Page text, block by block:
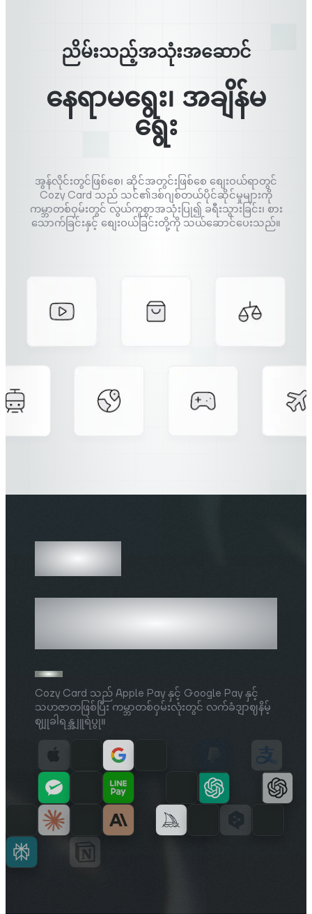
ညိမ်းသည့်အသုံးအဆောင်
နေရာမရွေး၊ အချိန်မ
ရွေး
အွန်လိုင်းတွင်ဖြစ်စေ၊ ဆိုင်အတွင်းဖြစ်စေ စျေးဝယ်ရာတွင်
Cozy Card သည် သင်၏ဒစ်ဂျစ်တယ်ပိုင်ဆိုင်မှုများကို
ကမ္ဘာတစ်ဝှမ်းတွင် လွယ်ကူစွာအသုံးပြု၍ ခရီးသွားခြင်း၊ စား
သောက်ခြင်းနှင့် စျေးဝယ်ခြင်းတို့ကို သယ်ဆောင်ပေးသည်။
10K+
ကုန်သည်များ ဝန်ဆောင်မှု
ပံ့ပိုးမှု
Cozy Card သည် Apple Pay နှင့် Google Pay နှင့်
သဟဇာတဖြစ်ပြီး ကမ္ဘာတစ်ဝှမ်းလုံးတွင် လက်ခံဒျာဈနိမ့်
ဈျုခါရန္အျူရဲပွု။